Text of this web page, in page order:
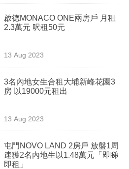
啟德MONACO ONE兩房戶 月租
2.3萬元 呎租50元
13 Aug 2023
3名內地女生合租大埔新峰花園3
房 以19000元租出
13 Aug 2023
屯門NOVO LAND 2房戶 放盤1周
速獲2名內地生以1.48萬元「即睇
即租」